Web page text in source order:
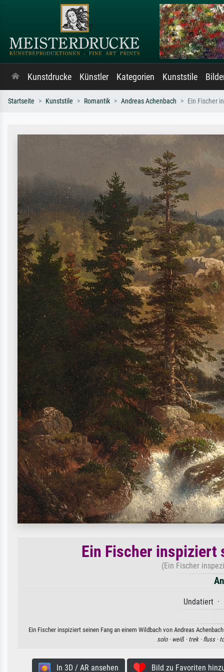
Kunstdrucke Künstler Kategorien Kunststile
Startseite Kunststile Romantik Andreas Achenbach Ein Fischer
Ein Fischer inspiziert
(Ein Fischer
Undatiert ·
Ein Fischer inspiziert seinen Fang an einem Wildbach von Andreas
solo · weiß · trek · fluss ·
In 3D / AR ansehen Bild zu Favoriten